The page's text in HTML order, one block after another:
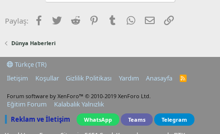
Paylaş: Facebook
TwitterReddit PinterestTumblrWhatsApp
E-postaLink
Dünya Haberleri
Türkçe (TR)
İletişim
Koşullar Gizlilik Politikası Yardım Anasayfa
R
Forum software by XenForo™ © 2010-2019 XenForo Ltd.
Eğitim Forum
Kalabalık Yalnızlık
Reklam ve İletişim
WhatsApp Teams Telegram